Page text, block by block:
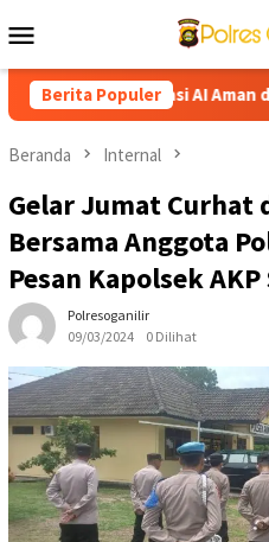
ke
Mobile
Berita Populer
Edukasi AI Aman dan
Beranda Internal
Gelar Jumat Curhat
Bersama Anggota
Pesan Kapolsek
Polresoganilir
09/03/2024
0 Dilihat